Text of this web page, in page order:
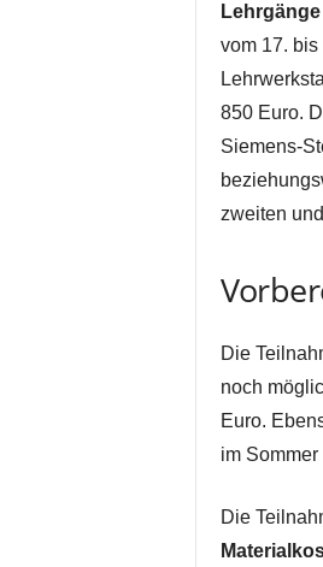
Lehrgänge
vom 17.
850 Euro.
Siemens-
zweiten
Die
noch
Euro.
im
Die